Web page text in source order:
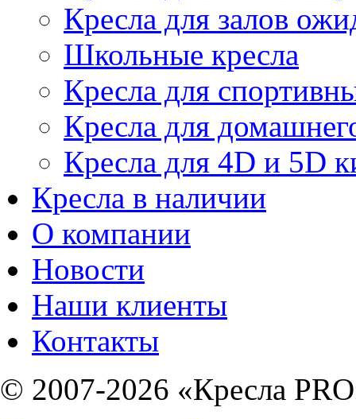
Кресла для залов
Школьные кресла
Кресла для
Кресла для
Кресла для 4D и 5D
Кресла в наличии
О компании
Новости
Наши клиенты
Контакты
© 2007-2026 «Кресла